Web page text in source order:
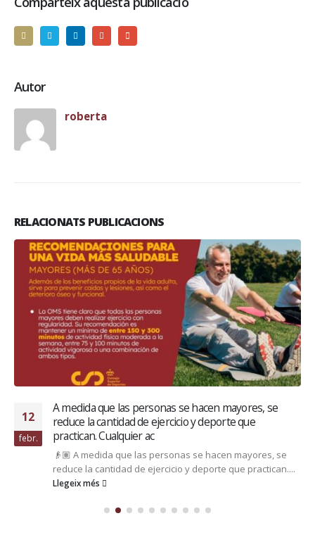
Autor
roberta
RELACIONATS PUBLICACIONS
12
febr.
A medida que las personas se hacen mayores, se
reduce la cantidad de ejercicio y deporte que
practican. Cualquier ac
👴🏽 A medida que las personas se hacen mayores, se
reduce la cantidad de ejercicio y deporte que practican....
Llegeix més